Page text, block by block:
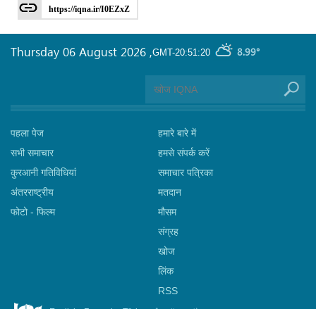
https://iqna.ir/I0EZxZ
GMT-20:51:20 8.99°
Thursday 06 August 2026 ,
पहला पेज
सभी समाचार
कुरआनी गतिविधियां
अंतरराष्ट्रीय
फोटो - फिल्म
हमारे बारे में
हमसे संपर्क करें
समाचार पत्रिका
मतदान
मौसम
संग्रह
खोज
लिंक
RSS